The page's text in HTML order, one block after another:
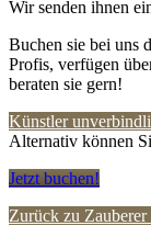
Wir senden ihnen
Buchen sie bei uns
Profis, verfügen
beraten sie gern!
Künstler
Alternativ können
Jetzt buchen!
Zurück zu